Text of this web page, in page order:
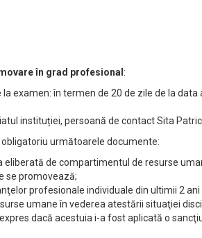
în grad profesional :
examen: în termen de 20 de zile de la data
instituției, persoană de contact Sita
următoarele documente:
de compartimentul de resurse
se promovează;
profesionale individuale din ultimii 2
umane în vederea atestării situaţiei
dacă acestuia i-a fost aplicată o